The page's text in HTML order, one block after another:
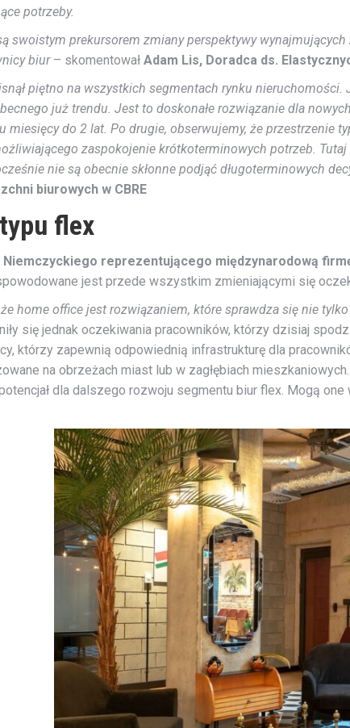
potrzeby.
swoistym prekursorem zmiany perspektywy
biur – skomentował Adam Lis, Doradca ds.
piętno na wszystkich segmentach rynku
już trendu. Jest to doskonałe rozwiązanie dla
miesięcy do 2 lat. Po drugie, obserwujemy, że przestrzenie
zaspokojenie krótkoterminowych potrzeb.
nie są obecnie skłonne podjąć długoterminowych
biurowych w CBRE
flex
Niemczyckiego reprezentującego międzynarodową
jest przede wszystkim zmieniającymi się
home office jest rozwiązaniem, które sprawdza się nie
się jednak oczekiwania pracowników, którzy dzisiaj
którzy zapewnią odpowiednią infrastrukturę dla
na obrzeżach miast lub w zagłębiach
dla dalszego rozwoju segmentu biur flex. Mogą